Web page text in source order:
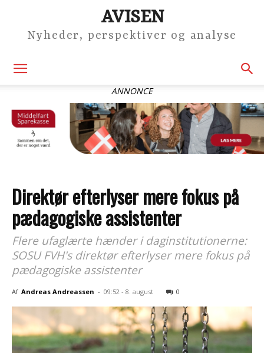
AVISEN
Nyheder, perspektiver og analyse
ANNONCE
Direktør efterlyser mere fokus på
pædagogiske assistenter
Flere ufaglærte hænder i daginstitutionerne:
SOSU FVH's direktør efterlyser mere fokus på
pædagogiske assistenter
Af Andreas Andreassen - 09:52 - 8. august 0